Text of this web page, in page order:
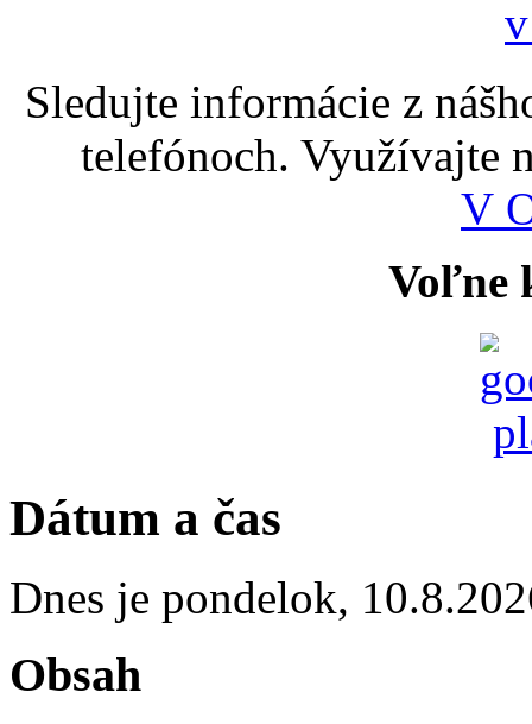
Sledujte informácie z
telefónoch. Využívajte
V
Voľne
Dátum a čas
Dnes je pondelok,
Obsah